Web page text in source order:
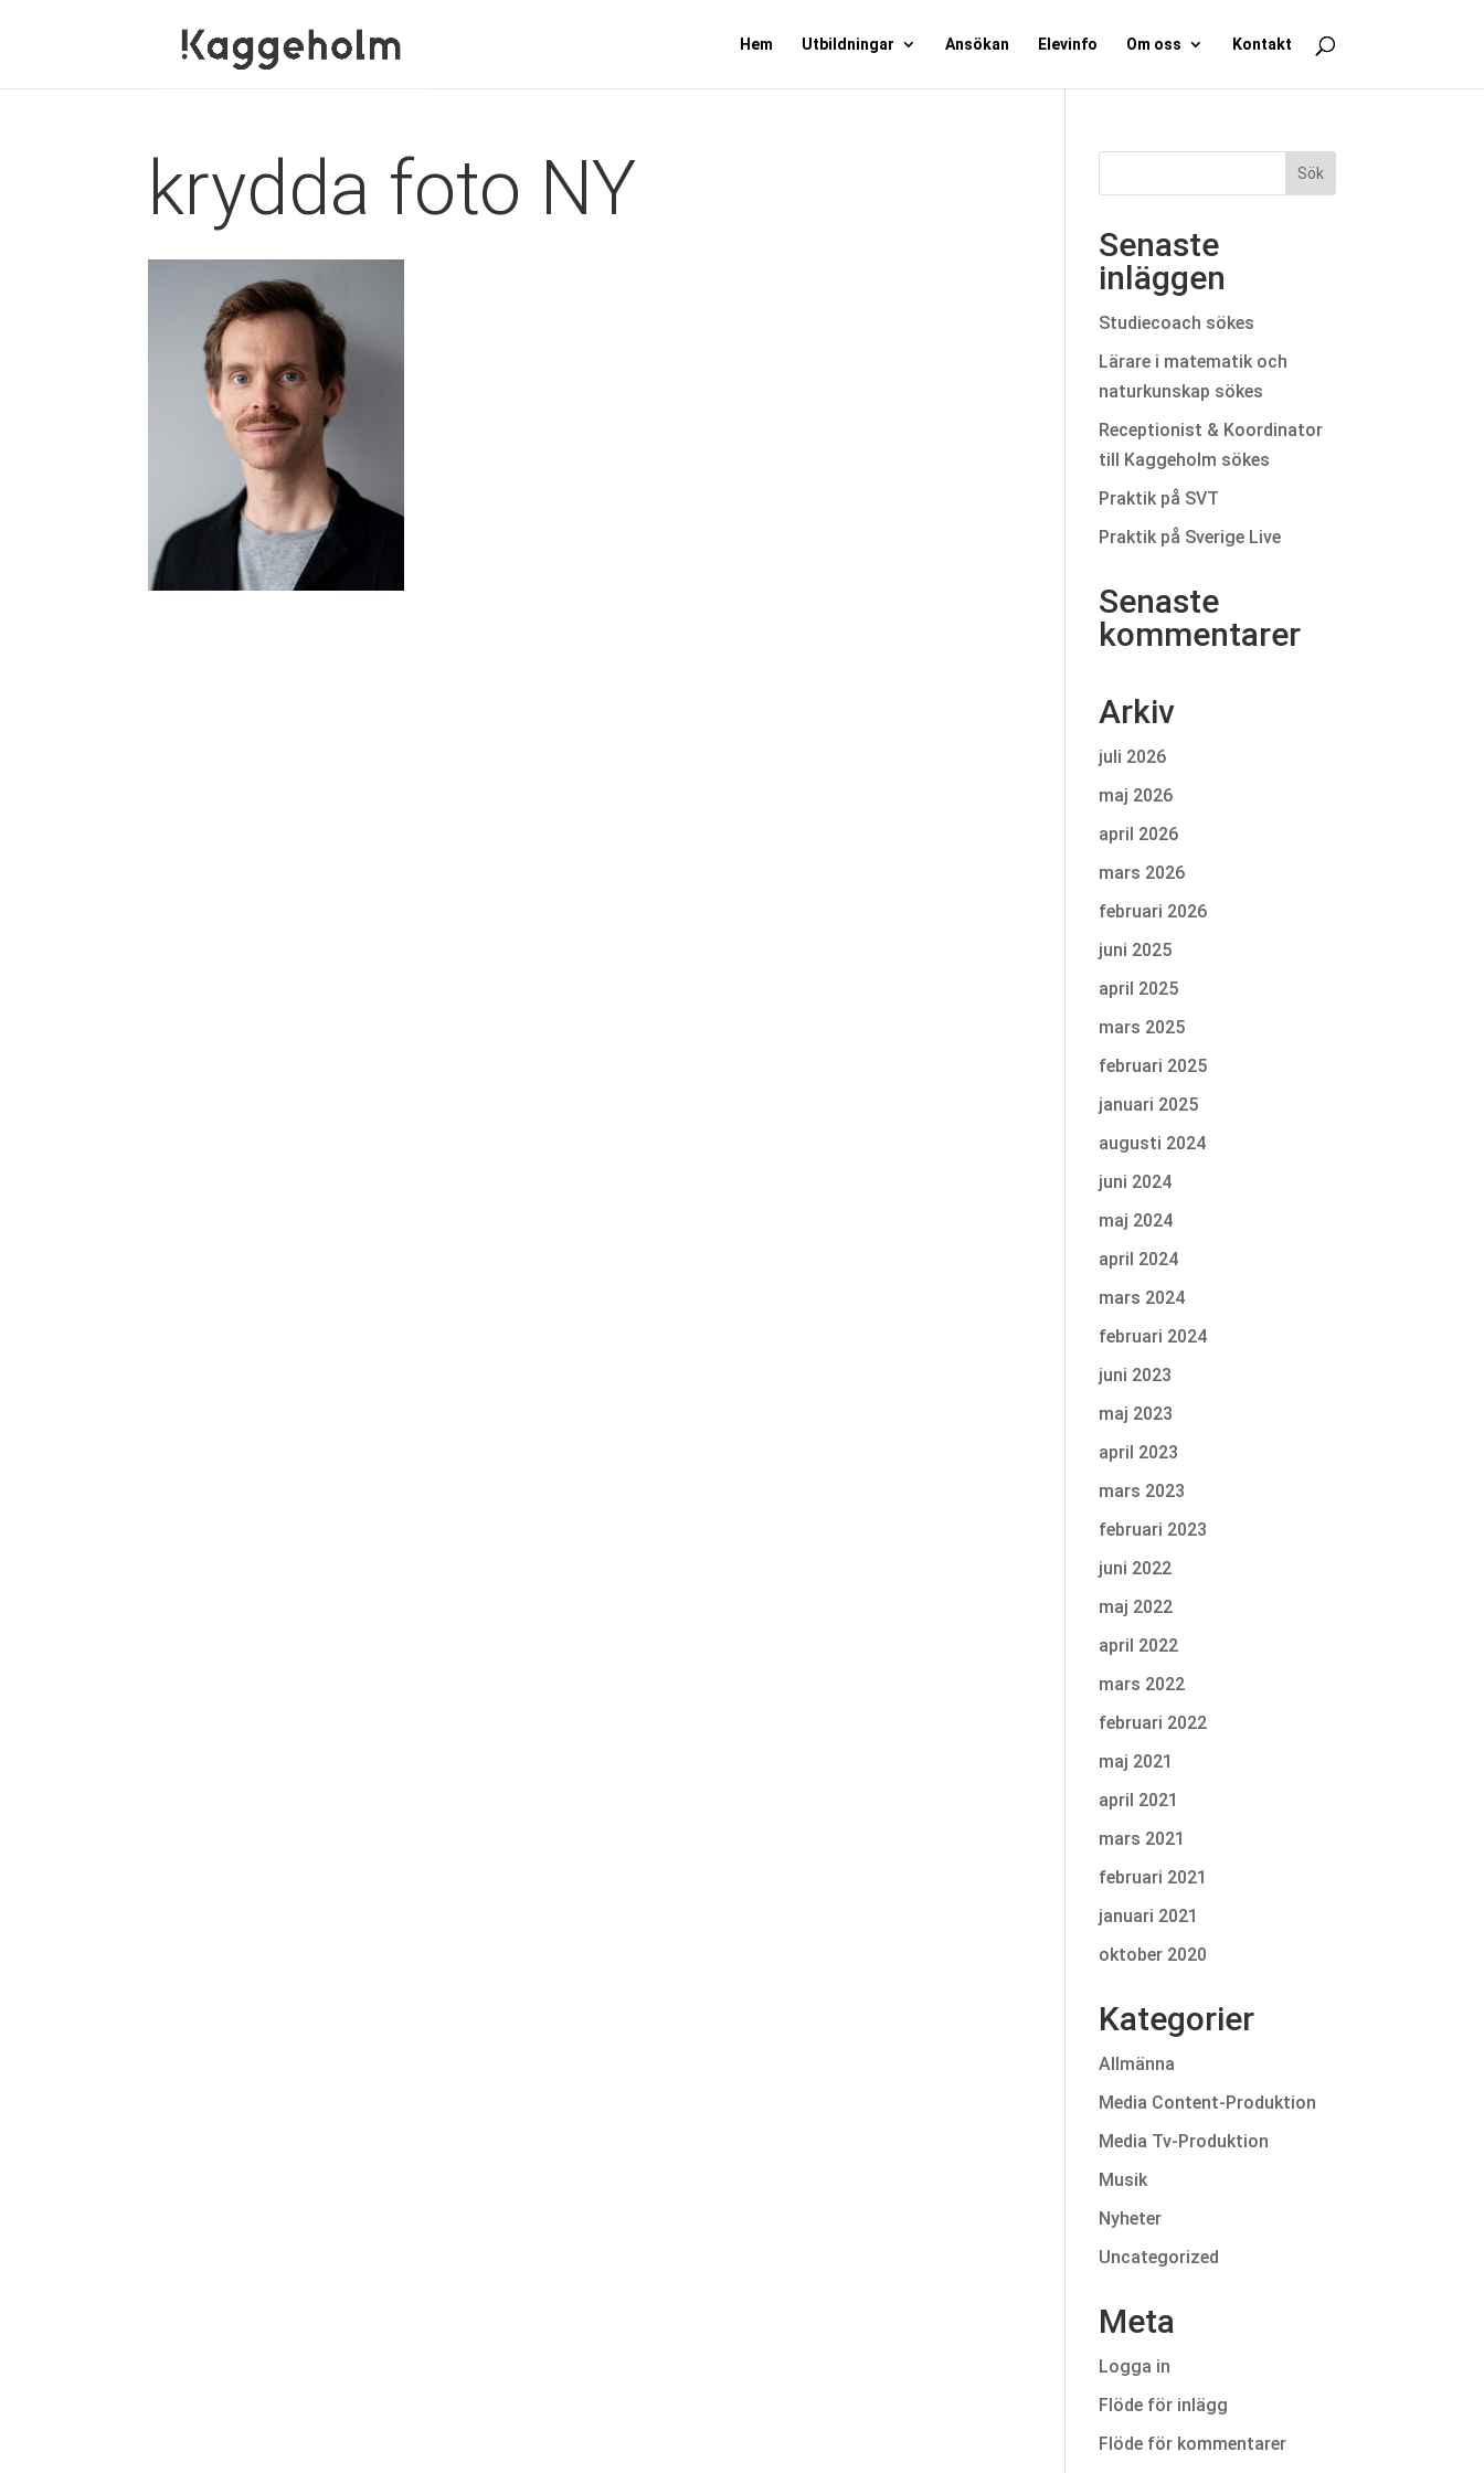
Hem Utbildningar Ansökan Elevinfo Om oss Kontakt
krydda foto NY
Senaste
inläggen
Studiecoach sökes
Lärare i matematik och
naturkunskap sökes
Receptionist & Koordinator
till Kaggeholm sökes
Praktik på SVT
Praktik på Sverige Live
Senaste
kommentarer
Arkiv
juli 2026
maj 2026
april 2026
mars 2026
februari 2026
juni 2025
april 2025
mars 2025
februari 2025
januari 2025
augusti 2024
juni 2024
maj 2024
april 2024
mars 2024
februari 2024
juni 2023
maj 2023
april 2023
mars 2023
februari 2023
juni 2022
maj 2022
april 2022
mars 2022
februari 2022
maj 2021
april 2021
mars 2021
februari 2021
januari 2021
oktober 2020
Kategorier
Allmänna
Media Content-Produktion
Media Tv-Produktion
Musik
Nyheter
Uncategorized
Meta
Logga in
Flöde för inlägg
Flöde för kommentarer